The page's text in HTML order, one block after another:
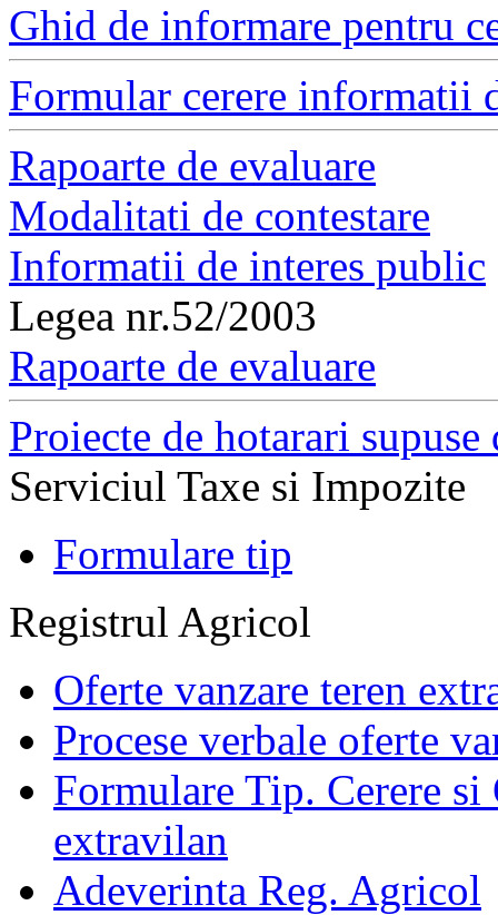
Ghid de informare pentru
Formular cerere informatii
Rapoarte de evaluare
Modalitati de contestare
Informatii de interes public
Legea nr.52/2003
Rapoarte de evaluare
Proiecte de hotarari
Serviciul Taxe si Impozite
Formulare tip
Registrul Agricol
Oferte vanzare teren
Procese verbale oferte
Formulare Tip. Cerere si
extravilan
Adeverinta Reg. Agricol